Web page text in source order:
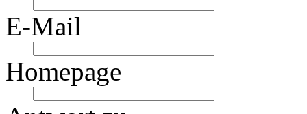
E-Mail
Homepage